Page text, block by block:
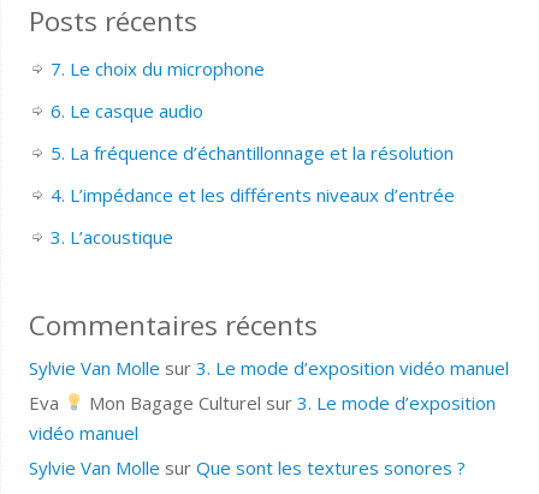
Posts récents
7. Le choix du microphone
6. Le casque audio
5. La fréquence d’échantillonnage et la résolution
4. L’impédance et les différents niveaux d’entrée
3. L’acoustique
Commentaires récents
Sylvie Van Molle sur 3. Le mode d’exposition vidéo manuel
Eva
Mon Bagage Culturel sur 3. Le mode d’exposition
vidéo manuel
Sylvie Van Molle sur Que sont les textures sonores ?